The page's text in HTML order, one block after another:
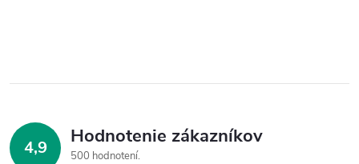
4,9 Hodnotenie zákazníkov
500 hodnotení